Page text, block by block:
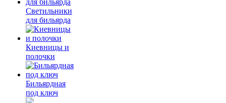
Светильники
для бильярда
Киевницы и
полочки
Бильярдная
под ключ